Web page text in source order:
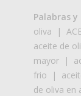
Palabras y
oliva |
aceite de
mayor |
frio |
de oliva en